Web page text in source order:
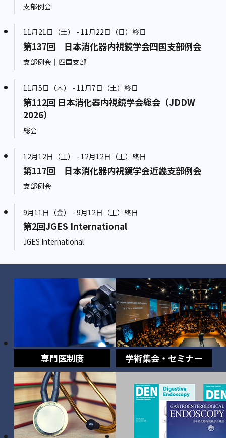
支部例会
11月21日（土） - 11月22日（日）終日
第137回 日本消化器内視鏡学会四国支部例会
支部例会｜四国支部
11月5日（木） - 11月7日（土）終日
第112回 日本消化器内視鏡学会総会（JDDW
2026）
総会
12月12日（土） - 12月12日（土）終日
第117回 日本消化器内視鏡学会近畿支部例会
支部例会
9月11日（金） - 9月12日（土）終日
第2回JGES International
JGES International
専門医制度 学術集会・セミナー